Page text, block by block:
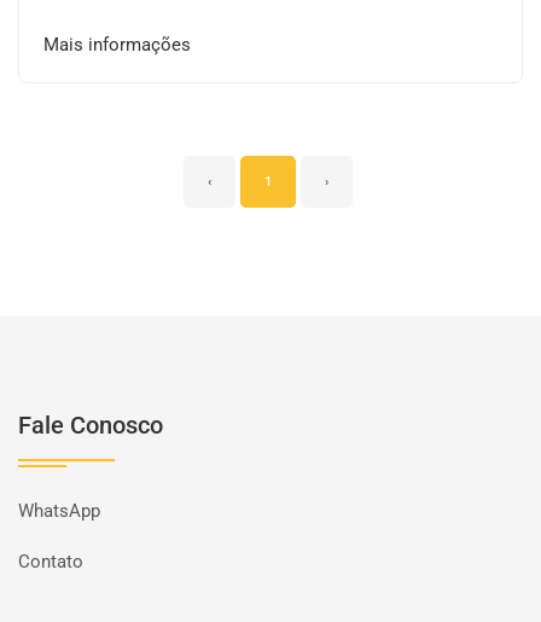
Mais informações
‹ 1 ›
Fale Conosco
WhatsApp
Contato